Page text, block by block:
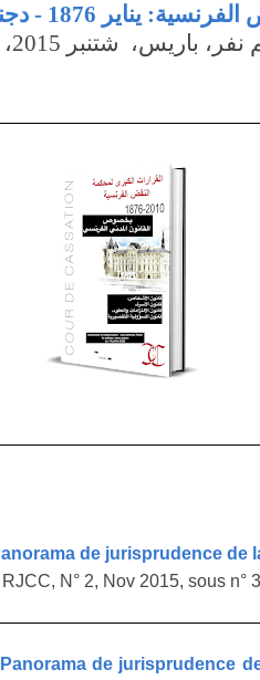
القرارات الكبرى لمحكمة النقض
العدد
de jurisprudence de
RJCC, N° 2, Nov 2015, sous n°
Panorama de jurisprudence